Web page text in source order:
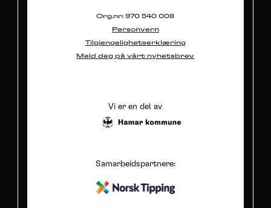
Org.nr: 970 540 008
Personvern
Tilgjengelighetserklæring
Meld deg på vårt nyhetsbrev
Vi er en del av
Samarbeidspartnere: